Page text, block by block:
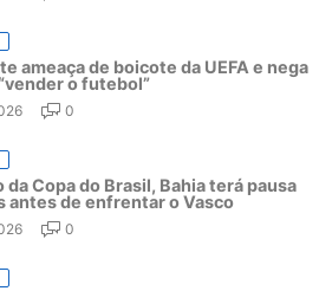
ameaça de boicote da UEFA e nega
o futebol”
0
da Copa do Brasil, Bahia terá pausa
antes de enfrentar o Vasco
0